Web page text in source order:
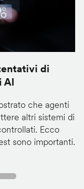
di
AI
che agenti
altri sistemi di
Ecco
sono importanti.